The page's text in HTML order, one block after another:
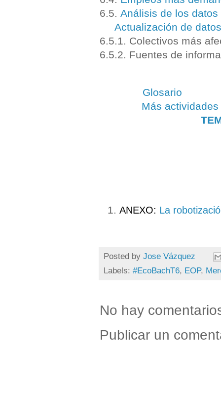
6.5. Análisis de los
Actualización de
6.5.1. Colectivos más
6.5.2. Fuentes de
Glosario
Más
ANEXO: La
Posted by Jose Vázquez
Labels: #EcoBachT6, EOP,
No hay
Publicar un